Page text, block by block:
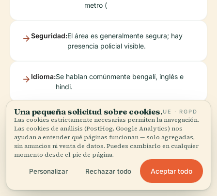
metro (
Seguridad:El área es generalmente segura; hay
presencia policial visible.
Idioma:Se hablan comúnmente bengalí, inglés e
hindi.
Pago:Los pagos digitales son ampliamente
aceptados en tiendas y para el transporte.
FAQs
Una pequeña solicitud sobre cookies.UE · RGPD
Las cookies estrictamente necesarias permiten la navegación.
Las cookies de análisis (PostHog, Google Analytics) nos
ayudan a entender qué páginas funcionan — solo agregadas,
sin anuncios ni venta de datos. Puedes cambiarlo en cualquier
momento desde el pie de página.
Personalizar Rechazar todo Aceptar todo